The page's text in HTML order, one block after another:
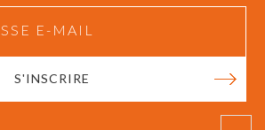
S'INSCRIRE